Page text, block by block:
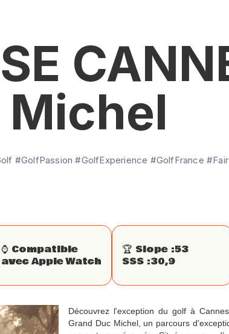
Michel
#GolfPassion #GolfExperience #GolfFrance
⌚️ Compatible
avec Apple Watch
🏆 Slope :53
SSS :30,9
Découvrez l'exception du golf à
Grand Duc Michel, un parcours